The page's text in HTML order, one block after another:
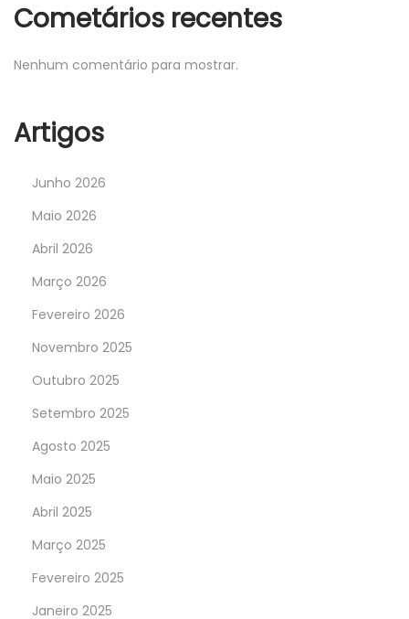
Cometários recentes
Nenhum comentário para mostrar.
Artigos
Junho 2026
Maio 2026
Abril 2026
Março 2026
Fevereiro 2026
Novembro 2025
Outubro 2025
Setembro 2025
Agosto 2025
Maio 2025
Abril 2025
Março 2025
Fevereiro 2025
Janeiro 2025